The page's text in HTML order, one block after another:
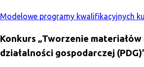
Modelowe programy kwalifikacyjnych
Konkurs „Tworzenie
działalności gospodarczej